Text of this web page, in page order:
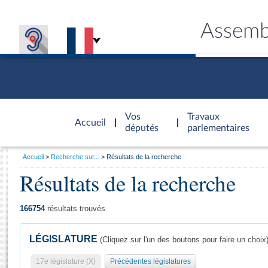
Accueil
d'accueil
Vos
députés
Travaux
parlementaires
Général
Vous
Accueil Recherche sur... Résultats de la recherche
Résultats de la recherche
166754résultats trouvés
LÉGISLATURE (Cliquez sur l'un des boutons pour faire un choix)
17e législature (X) Précédentes législatures